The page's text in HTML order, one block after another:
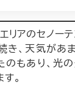
リアのセノーテ
き、天気があ
のもあり、光
。